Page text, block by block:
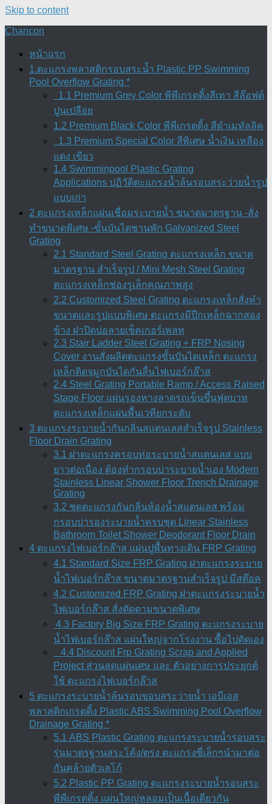
Skip to content
Chancon
หน้าแรก
1.ตะแกรงพลาสติกรอบสระน้ำ Plastic PP Swimming
Pool Overflow Grating *
1.1 Premium Grey Color พีพีเกรตติ้งสีเทา สีล๊อฟต์
ปูนเปลือย
1.2 Premium Black Color พีพีเกรตติ้ง สีดำเมทัลลิค
1.3 Premium Special Color สีพิเศษ น้ำเงิน เหลือง
แดง เขียว
1.4 Swimminpool Plastic Grating
Applications ปฏิวัติตะแกรงน้ำล้นรอบสระว่ายน้ำรูป
แบบเก่า
2 ตะแกรงเหล็กแผ่นเชื่อมระบายน้ำ ขนาดมาตรฐาน -สั่ง
ทำขนาดพิเศษ -ขั้นบันไดชานพัก Galvanized Steel
Grating
2.1 Standard Steel Grating ตะแกรงเหล็ก ขนาด
มาตรฐาน สำเร็จรูป / Mini Mesh Steel Grating
ตะแกรงเหล็กช่องรูเล็กคุณภาพสูง
2.2 Customized Steel Grating ตะแกรงเหล็กสั่งทำ
ขนาดและรูปแบบพิเศษ ตะแกรงมีปีกเหล็กฉากสอง
ข้าง ฝาปิดบ่อลายเช็คเกอร์เพลท
2.3 Stair Ladder Steel Grating + FRP Nosing
Cover งานสั่งผลิตตะแกรงขั้นบันไดเหล็ก ตะแกรง
เหล็กติดจมูกบันไดกันลื่นไฟเบอร์กล๊าส
2.4 Steel Grating Portable Ramp / Access Raised
Stage Floor แผ่นรองทางลาดรถเข็นขึ้นฟุตบาท
ตะแกรงเหล็กแผ่นพื้นเวทียกระดับ
3 ตะแกรงระบายน้ำกันกลิ่นสแตนเลสสำเร็จรูป Stainless
Floor Drain Grating
3.1 ฝาตะแกรงครอบท่อระบายน้ำสแตนเลส แบบ
ยาวต่อเนื่อง ต้องทำกรอบบ่าระบายน้ำเอง Modern
Stainless Linear Shower Floor Trench Drainage
Grating
3.2 ชุดตะแกรงกันกลิ่นห้องน้ำสแตนเลส พร้อม
กรอบบ่ารองระบายน้ำครบชุด Linear Stainless
Bathroom Toilet Shower Deodorant Floor Drain
4 ตะแกรงไฟเบอร์กล๊าส แผ่นปูพื้นทางเดิน FRP Grating
4.1 Standard Size FRP Grating ฝาตะแกรงระบาย
น้ำไฟเบอร์กล๊าส ขนาดมาตรฐานสำเร็จรูป มีสต๊อค
4.2 Customized FRP Grating ฝาตะแกรงระบายน้ำ
ไฟเบอร์กล๊าส สั่งตัดตามขนาดพิเศษ
4.3 Factory Big Size FRP Grating ตะแกรงระบาย
น้ำไฟเบอร์กล๊าส แผ่นใหญ่จากโรงงาน ซื้อไปตัดเอง
4.4 Discount Frp Grating Scrap and Applied
Project ส่วนลดแผ่นเศษ และ ตัวอย่างการประยุกต์
ใช้ ตะแกรงไฟเบอร์กล๊าส
5 ตะแกรงระบายน้ำล้นรอบขอบสระว่ายน้ำ เอบีเอส
พลาสติกเกรตติ้ง Plastic ABS Swimming Pool Overflow
Drainage Grating *
5.1 ABS Plastic Grating ตะแกรงระบายน้ำรอบสระ
รุ่นมาตรฐานสระโค้ง/ตรง ตะแกรงซี่เล็กๆนำมาต่อ
กันคล้ายตัวเลโก้
5.2 Plastic PP Grating ตะแกรงระบายน้ำรอบสระ
พีพีเกรตติ้ง แผ่นใหญ่หลอมเป็นเนื้อเดียวกัน